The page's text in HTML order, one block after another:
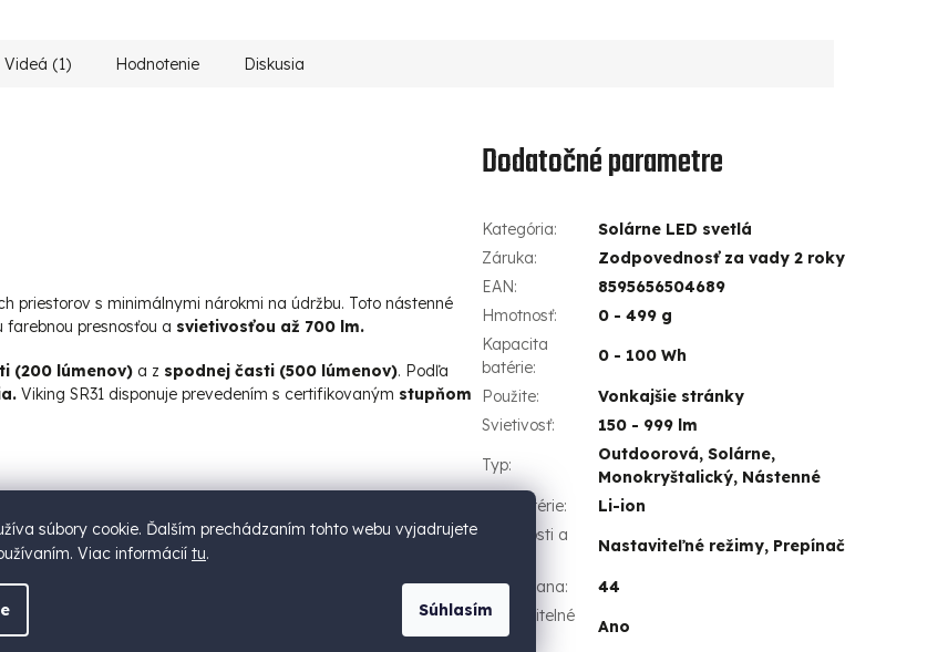
súbory cookie. Ďalším prechádzaním tohto webu vyjadrujete
Viac informácií tu.
Súhlasím
Videá (1) Hodnotenie Diskusia
priestorov s minimálnymi nárokmi na údržbu. Toto nástenné
farebnou presnosťou a svietivosťou až 700 lm.
(200 lúmenov) a z spodnej časti (500 lúmenov). Podľa
Viking SR31 disponuje prevedením s certifikovaným stupňom
Dodatočné parametre
Kategória:
Solárne LED svetlá
Záruka:
Zodpovednosť za vady 2 roky
EAN:
8595656504689
Hmotnosť:
0 - 499 g
Kapacita
batérie:
0 - 100 Wh
Použite:
Vonkajšie stránky
Svietivosť:
150 - 999 lm
Typ:
Outdoorová, Solárne,
Monokryštalický, Nástenné
Typ batérie:
Li-ion
Vlastnosti a
Nastaviteľné režimy, Prepínač
IP ochrana:
44
Nastavitelné
režimy
Ano